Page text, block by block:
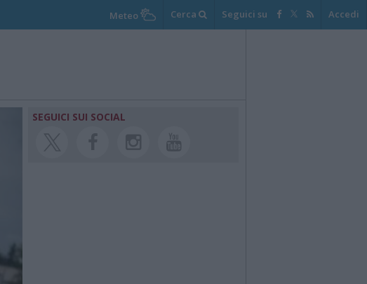
Meteo Cerca Seguici su Accedi
SEGUICI SUI SOCIAL